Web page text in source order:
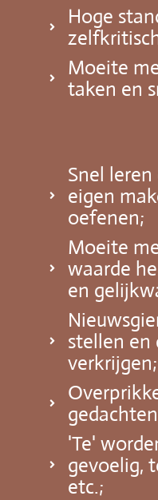
Snel
eigen
oefenen;
Moeite
waarde
en
stellen en
verkrijgen;
'Te'
gevoelig,
etc.;
Hoge
Moeite
taken en